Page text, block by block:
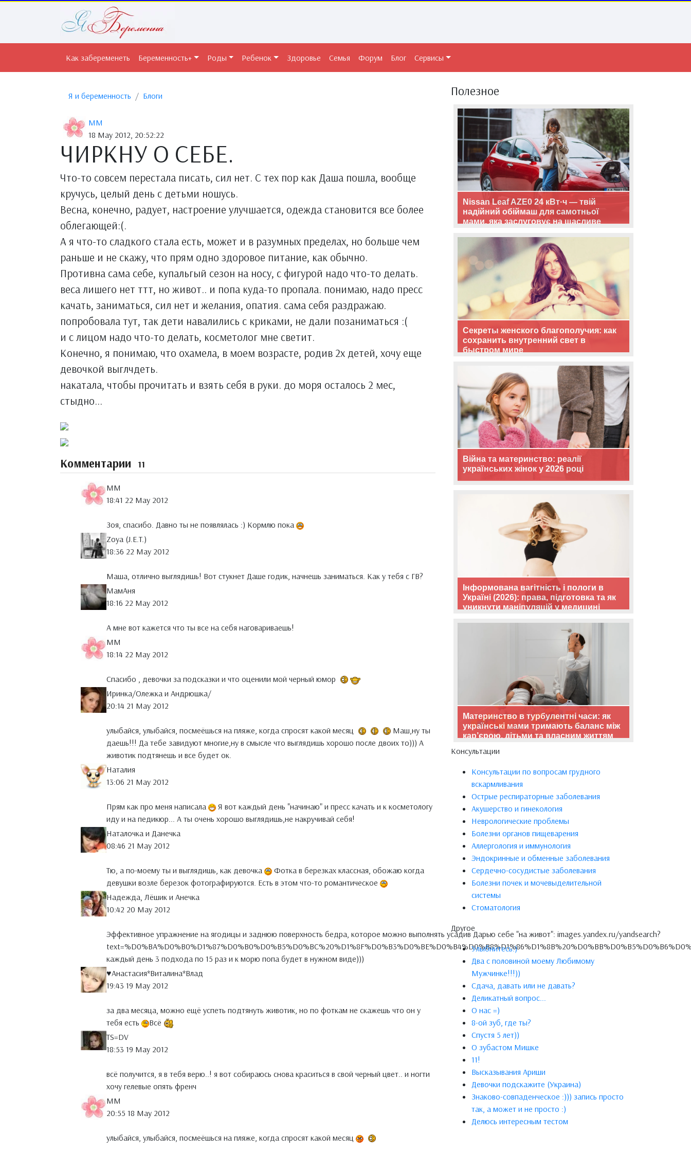
Как забеременеть Беременность+ Роды Ребенок Здоровье Семья Форум Блог Сервисы
Я и беременность Блоги
MM
18 May 2012, 20:52:22
ЧИРКНУ О СЕБЕ.
Что-то совсем перестала писать, сил нет. С тех пор как Даша пошла, вообще
кручусь, целый день с детьми ношусь.
Весна, конечно, радует, настроение улучшается, одежда становится все более
облегающей:(.
А я что-то сладкого стала есть, может и в разумных пределах, но больше чем
раньше и не скажу, что прям одно здоровое питание, как обычно.
Противна сама себе, купальгый сезон на носу, с фигурой надо что-то делать.
веса лишего нет ттт, но живот.. и попа куда-то пропала. понимаю, надо пресс
качать, заниматься, сил нет и желания, опатия. сама себя раздражаю.
попробовала тут, так дети навалились с криками, не дали позаниматься :(
и с лицом надо что-то делать, косметолог мне светит.
Конечно, я понимаю, что охамела, в моем возрасте, родив 2х детей, хочу еще
девочкой выглчдеть.
накатала, чтобы прочитать и взять себя в руки. до моря осталось 2 мес,
стыдно...
Комментарии 11
MM
18:41 22 May 2012
Зоя, спасибо. Давно ты не появлялась :) Кормлю пока
Zoya (J.E.T.)
18:36 22 May 2012
Маша, отлично выглядишь! Вот стукнет Даше годик, начнешь заниматься. Как у тебя с ГВ?
МамАня
18:16 22 May 2012
А мне вот кажется что ты все на себя наговариваешь!
MM
18:14 22 May 2012
Спасибо , девочки за подсказки и что оценили мой черный юмор
Иринка/Олежка и Андрюшка/
20:14 21 May 2012
улыбайся, улыбайся, посмеёшься на пляже, когда спросят какой месяц
Маш,ну ты
даешь!!! Да тебе завидуют многие,ну в смысле что выглядишь хорошо после двоих то))) А
животик подтянешь и все будет ок.
Наталия
13:06 21 May 2012
Прям как про меня написала
Я вот каждый день "начинаю" и пресс качать и к косметологу
иду и на педикюр... А ты очень хорошо выглядишь,не накручивай себя!
Наталочка и Данечка
08:46 21 May 2012
Тю, а по-моему ты и выглядишь, как девочка
Фотка в березках классная, обожаю когда
девушки возле березок фотографируются. Есть в этом что-то романтическое
Надежда, Лёшик и Анечка
10:42 20 May 2012
Эффективное упражнение на ягодицы и заднюю поверхность бедра, которое можно выполнять усадив Дарью себе "на живот": images.yandex.ru/yandsearch?
каждый день 3 подхода по 15 раз и к морю попа будет в нужном виде)))
♥Анастасия*Виталина*Влад
19:43 19 May 2012
за два месяца, можно ещё успеть подтянуть животик, но по фоткам не скажешь что он у
тебя есть
Всё
TS=DV
18:53 19 May 2012
всё получится, я в тебя верю..! я вот собираюсь снова краситься в свой черный цвет.. и ногти
хочу гелевые опять френч
MM
20:55 18 May 2012
улыбайся, улыбайся, посмеёшься на пляже, когда спросят какой месяц
Полезное
Nissan Leaf AZE0 24 кВт·ч — твій
надійний обіймаш для самотньої
мами, яка заслуговує на щасливе
Секреты женского благополучия: как
сохранить внутренний свет в
быстром мире
Війна та материнство: реалії
українських жінок у 2026 році
Інформована вагітність і пологи в
Україні (2026): права, підготовка та як
уникнути маніпуляцій у медицині
Материнство в турбулентні часи: як
українські мами тримають баланс між
кар’єрою, дітьми та власним життям
Консультации
Консультации по вопросам грудного
вскармливания
Острые респираторные заболевания
Акушерство и гинекология
Неврологические проблемы
Болезни органов пищеварения
Аллергология и иммунология
Эндокринные и обменные заболевания
Сердечно-сосудистые заболевания
Болезни почек и мочевыделительной
системы
Стоматология
Другое
Улыбнитесь:)
Два с половиной моему Любимому
Мужчинке!!!))
Сдача, давать или не давать?
Деликатный вопрос...
О нас =)
8-ой зуб, где ты?
Спустя 5 лет))
О зубастом Мишке
11!
Высказывания Ариши
Девочки подскажите (Украина)
Знаково-совпаденческое :))) запись просто
так, а может и не просто :)
Делюсь интересным тестом